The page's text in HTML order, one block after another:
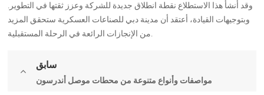
وقد أنشأ هذا الاستطلاع نقطة انطلاق جديدة للشركة وعزز ثقتها في التطوير.
وبتوجيهات القيادة، أعتقد أن مدينة دبي للصناعات العسكرية ستحقق المزيد
من الإنجازات الرائعة في الرحلة المستقبلية.
سابق
مواصفات وأنواع متنوعة من محطات موصل أندرسون